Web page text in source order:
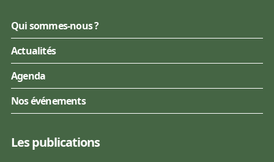
Qui sommes-nous ?
Actualités
Agenda
Nos événements
Les publications